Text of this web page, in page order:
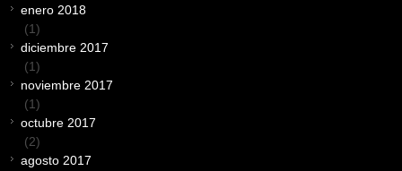
enero 2018
(1)
diciembre 2017
(1)
noviembre 2017
(1)
octubre 2017
(2)
agosto 2017